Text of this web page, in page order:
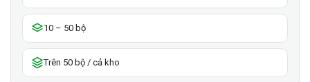
10 – 50 bộ
Trên 50 bộ / cả kho